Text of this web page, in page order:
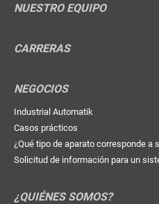
NUESTRO EQUIPO
CARRERAS
NEGOCIOS
Industrial Automatik
Casos prácticos
¿Qué tipo de aparato corresponde a
Solicitud de información para un
¿QUIÉNES SOMOS?